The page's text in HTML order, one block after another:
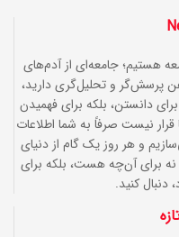
یک جامعه هستیم؛ جامعه‌ای از آدم‌های
پرسش‌گر و تحلیل‌گری دارید،
دانستن، بلکه برای فهمیدن
کنید. اینجا قرار نیست صرفاً به شما اطلاعات
و هر روز یک گام از دنیای
نه برای آن‌چه هست، بلکه برای
کنید.